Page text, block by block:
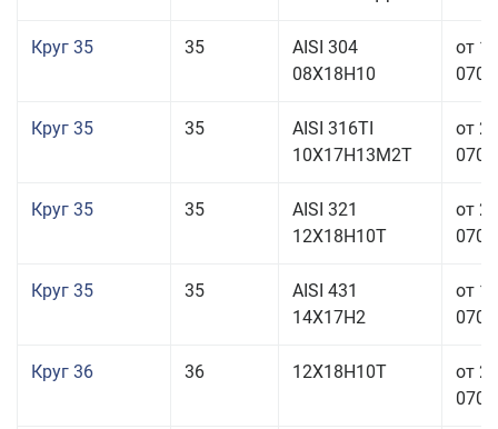
Круг 35 35
AISI 304
08Х18Н10
от
Круг 35 35
AISI 316TI
10Х17Н13М2Т
от
Круг 35 35
AISI 321
12Х18Н10Т
от
Круг 35 35
AISI 431
14Х17Н2
от
Круг 36 36 12Х18Н10Т
от